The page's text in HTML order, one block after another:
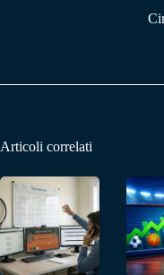
Articoli correlati